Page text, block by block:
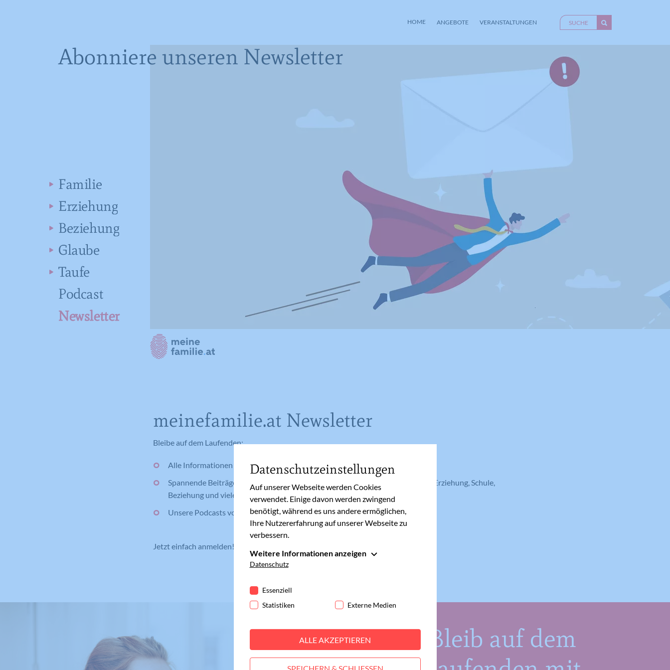
HOME ANGEBOTE VERANSTALTUNGEN
Abonniere unseren Newsletter
Familie
Erziehung
Beziehung
Glaube
Taufe
Podcast
Newsletter
meinefamilie.at Newsletter
Bleibe auf dem Laufenden:
Alle Informationen und Anmeldung zum Kinderflohmarkt von meinefamilie.at
Spannende Beiträge von unseren Bloggerinnen und Blogern zu Familienleben, Erziehung, Schule,
Beziehung und vieles mehr
Unsere Podcasts von Müttern für Mütter
Jetzt einfach anmelden!
Bleib auf dem
Datenschutzeinstellungen
Auf unserer Webseite werden Cookies
verwendet. Einige davon werden zwingend
benötigt, während es uns andere ermöglichen,
Ihre Nutzererfahrung auf unserer Webseite zu
verbessern.
Essenziell
Funktionen der Webseite benötigt. Dadurch ist
gewährleistet, dass die Webseite einwandfrei
funktioniert.
Name fe_typo_user
Anbieter Meine Familie
Statistiken
Statistik-Cookies helfen uns zu verstehen, wie
Weitere Informationen anzeigen
Datenschutz
Essenziell
Statistiken
Externe Medien
ALLE AKZEPTIEREN
SPEICHERN & SCHLIESSEN